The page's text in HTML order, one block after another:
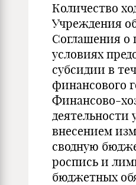
Количество
Учреждения
Cоглашения о
условиях
субсидии в
финансового
Финансово-
деятельности
внесением
сводную
роспись и
бюджетных